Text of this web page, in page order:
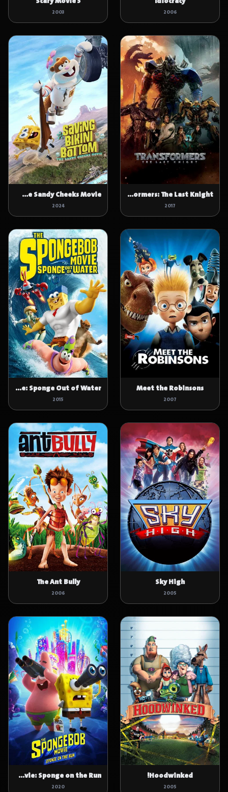
2006
2003
Transformers: The Last Knight
2017
Saving Bikini Bottom: The Sandy Cheeks Movie
2024
Meet the Robinsons
2007
The SpongeBob Movie: Sponge Out of Water
2015
Sky High
2005
The Ant Bully
2006
Hoodwinked!
2005
The SpongeBob Movie: Sponge on the Run
2020